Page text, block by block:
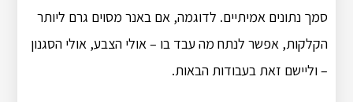
סמך נתונים אמיתיים. לדוגמה, אם באנר מסוים גרם ליותר
הקלקות, אפשר לנתח מה עבד בו – אולי הצבע, אולי הסגנון
– וליישם זאת בעבודות הבאות.